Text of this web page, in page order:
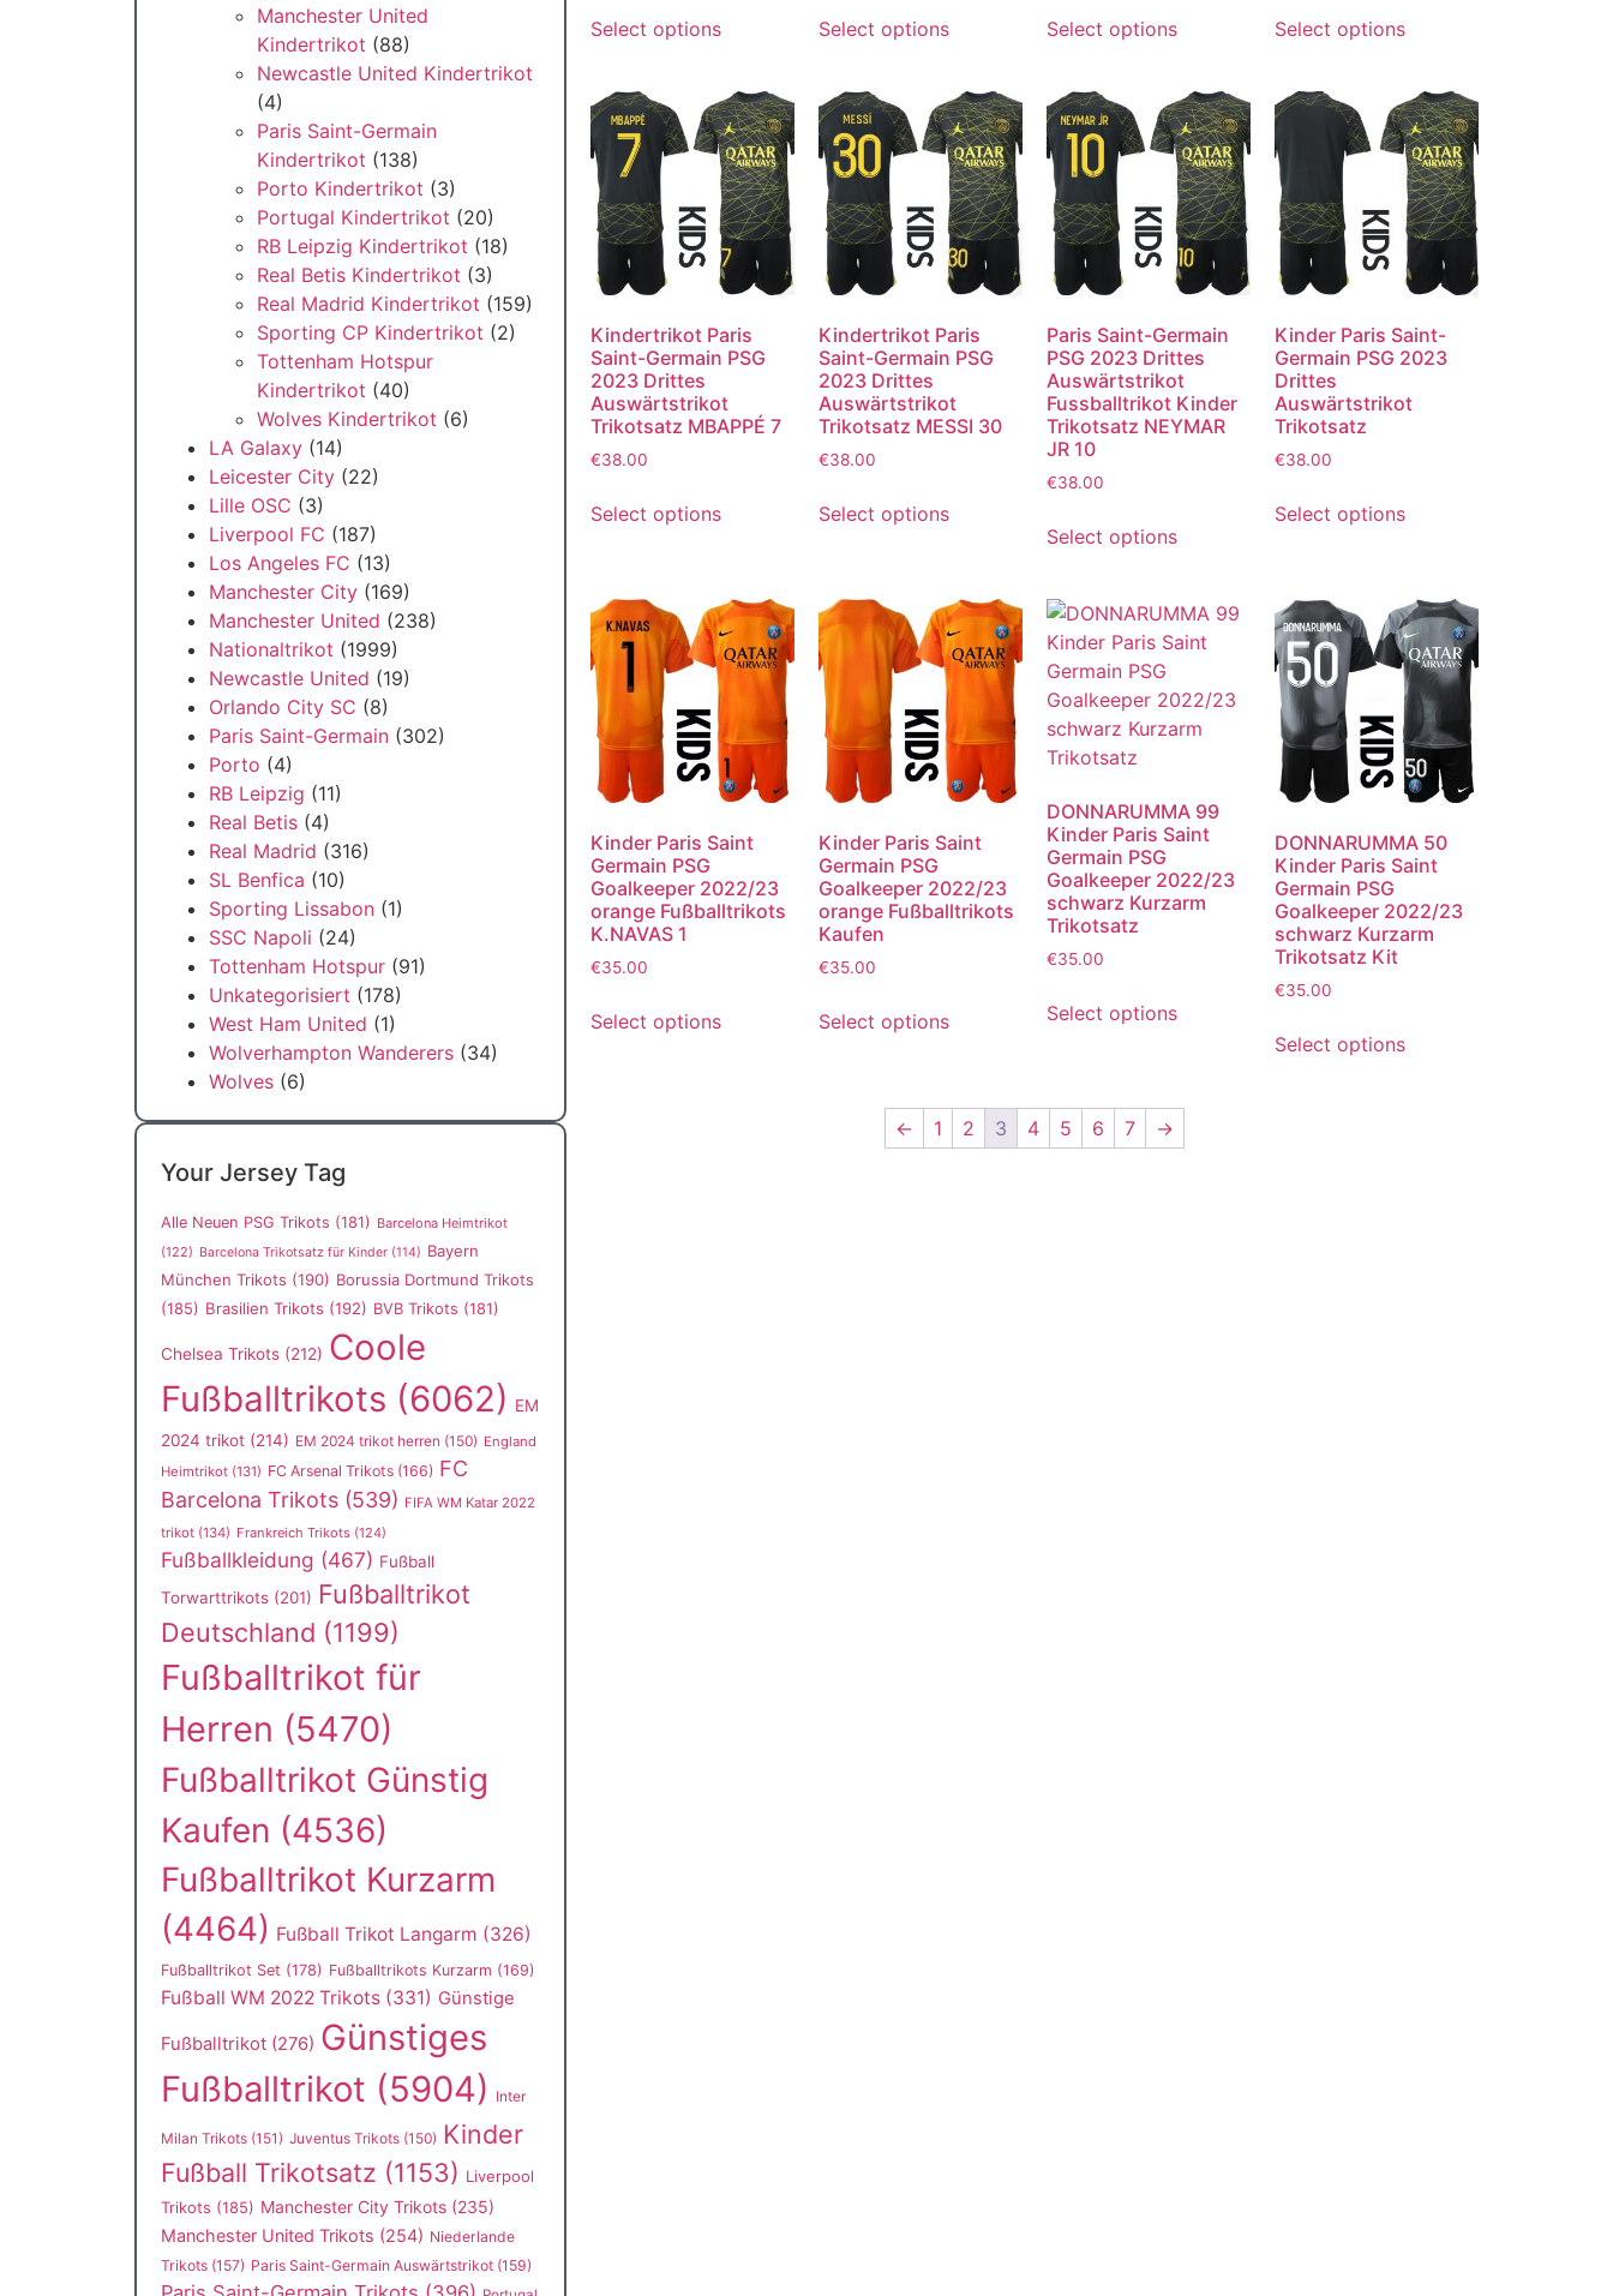
Manchester United
Kindertrikot (88)
Newcastle United Kindertrikot
(4)
Paris Saint-Germain
Kindertrikot (138)
Porto Kindertrikot (3)
Portugal Kindertrikot (20)
RB Leipzig Kindertrikot (18)
Real Betis Kindertrikot (3)
Real Madrid Kindertrikot (159)
Sporting CP Kindertrikot (2)
Tottenham Hotspur
Kindertrikot (40)
Wolves Kindertrikot (6)
LA Galaxy (14)
Leicester City (22)
Lille OSC (3)
Liverpool FC (187)
Los Angeles FC (13)
Manchester City (169)
Manchester United (238)
Nationaltrikot (1999)
Newcastle United (19)
Orlando City SC (8)
Paris Saint-Germain (302)
Porto (4)
RB Leipzig (11)
Real Betis (4)
Real Madrid (316)
SL Benfica (10)
Sporting Lissabon (1)
SSC Napoli (24)
Tottenham Hotspur (91)
Unkategorisiert (178)
West Ham United (1)
Wolverhampton Wanderers (34)
Wolves (6)
Your Jersey Tag
Alle Neuen PSG Trikots (181) Barcelona Heimtrikot
(122) Barcelona Trikotsatz für Kinder (114) Bayern
München Trikots (190) Borussia Dortmund Trikots
(185) Brasilien Trikots (192) BVB Trikots (181)
Chelsea Trikots (212) Coole
Fußballtrikots (6062) EM
2024 trikot (214) EM 2024 trikot herren (150) England
Heimtrikot (131) FC Arsenal Trikots (166) FC
Barcelona Trikots (539) FIFA WM Katar 2022
trikot (134) Frankreich Trikots (124)
Fußballkleidung (467) Fußball
Torwarttrikots (201) Fußballtrikot
Deutschland (1199)
Fußballtrikot für
Herren (5470)
Fußballtrikot Günstig
Kaufen (4536)
Fußballtrikot Kurzarm
(4464) Fußball Trikot Langarm (326)
Fußballtrikot Set (178) Fußballtrikots Kurzarm (169)
Fußball WM 2022 Trikots (331) Günstige
Fußballtrikot (276) Günstiges
Fußballtrikot (5904) Inter
Milan Trikots (151) Juventus Trikots (150) Kinder
Fußball Trikotsatz (1153) Liverpool
Trikots (185) Manchester City Trikots (235)
Manchester United Trikots (254) Niederlande
Trikots (157) Paris Saint-Germain Auswärtstrikot (159)
Select options Select options Select options Select options
Kindertrikot Paris
Saint-Germain PSG
2023 Drittes
Auswärtstrikot
Trikotsatz MBAPPÉ 7
€38.00
Select options
Kindertrikot Paris
Saint-Germain PSG
2023 Drittes
Auswärtstrikot
Trikotsatz MESSI 30
€38.00
Select options
Paris Saint-Germain
PSG 2023 Drittes
Auswärtstrikot
Fussballtrikot Kinder
Trikotsatz NEYMAR
JR 10
€38.00
Select options
Kinder Paris Saint-
Germain PSG 2023
Drittes
Auswärtstrikot
Trikotsatz
€38.00
Select options
Kinder Paris Saint
Germain PSG
Goalkeeper 2022/23
orange Fußballtrikots
K.NAVAS 1
€35.00
Select options
Kinder Paris Saint
Germain PSG
Goalkeeper 2022/23
orange Fußballtrikots
Kaufen
€35.00
Select options
DONNARUMMA 99
Kinder Paris Saint
Germain PSG
Goalkeeper 2022/23
schwarz Kurzarm
Trikotsatz
€35.00
Select options
DONNARUMMA 50
Kinder Paris Saint
Germain PSG
Goalkeeper 2022/23
schwarz Kurzarm
Trikotsatz Kit
€35.00
Select options
← 1 2 3 4 5 6 7 →